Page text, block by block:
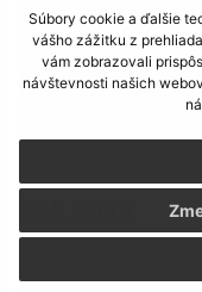
Súbory cookie a ďalšie
vášho zážitku z
vám zobrazovali
návštevnosti našich